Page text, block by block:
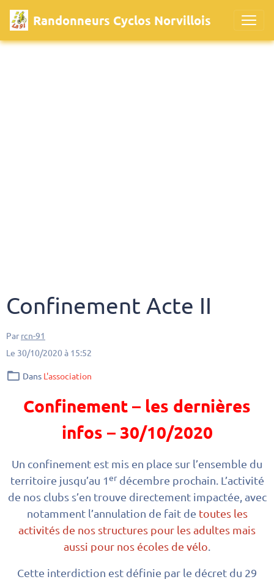
Randonneurs Cyclos Norvillois
Confinement Acte II
Par rcn-91
Le 30/10/2020à 15:52
Dans L'association
Confinement – les dernières
infos – 30/10/2020
Un confinement est mis en place sur l’ensemble du
territoire jusqu’au 1erdécembre prochain. L’activité
de nos clubs s’en trouve directement impactée, avec
notamment l’annulation de fait de toutes les
activités de nos structures pour les adultes mais
aussi pour nos écoles de vélo.
Cette interdiction est définie par le décret du 29